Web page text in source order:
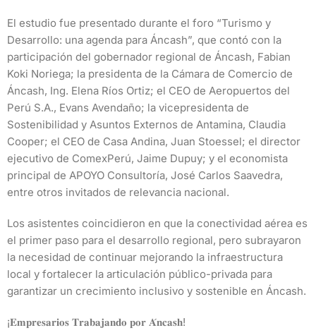
El estudio fue presentado durante el foro “Turismo y
Desarrollo: una agenda para Áncash”, que contó con la
participación del gobernador regional de Áncash, Fabian
Koki Noriega; la presidenta de la Cámara de Comercio de
Áncash, Ing. Elena Ríos Ortiz; el CEO de Aeropuertos del
Perú S.A., Evans Avendaño; la vicepresidenta de
Sostenibilidad y Asuntos Externos de Antamina, Claudia
Cooper; el CEO de Casa Andina, Juan Stoessel; el director
ejecutivo de ComexPerú, Jaime Dupuy; y el economista
principal de APOYO Consultoría, José Carlos Saavedra,
entre otros invitados de relevancia nacional.
Los asistentes coincidieron en que la conectividad aérea es
el primer paso para el desarrollo regional, pero subrayaron
la necesidad de continuar mejorando la infraestructura
local y fortalecer la articulación público-privada para
garantizar un crecimiento inclusivo y sostenible en Áncash.
¡𝐄𝐦𝐩𝐫𝐞𝐬𝐚𝐫𝐢𝐨𝐬 𝐓𝐫𝐚𝐛𝐚𝐣𝐚𝐧𝐝𝐨 𝐩𝐨𝐫 𝐀́𝐧𝐜𝐚𝐬𝐡!